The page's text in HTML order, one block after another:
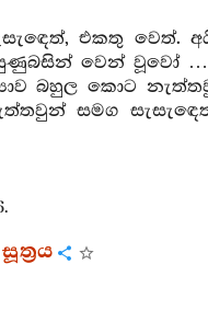
එකතු වෙත්.
වෙන්
බහුල කොට
සමග